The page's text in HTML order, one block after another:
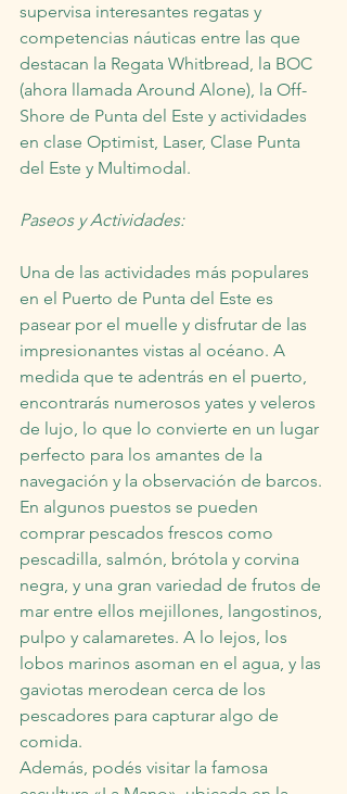
supervisa interesantes regatas y
competencias náuticas entre las que
destacan la Regata Whitbread, la BOC
(ahora llamada Around Alone), la Off-
Shore de Punta del Este y actividades
en clase Optimist, Laser, Clase Punta
del Este y Multimodal.
Paseos y Actividades:
Una de las actividades más populares
en el Puerto de Punta del Este es
pasear por el muelle y disfrutar de las
impresionantes vistas al océano. A
medida que te adentrás en el puerto,
encontrarás numerosos yates y veleros
de lujo, lo que lo convierte en un lugar
perfecto para los amantes de la
navegación y la observación de barcos.
En algunos puestos se pueden
comprar pescados frescos como
pescadilla, salmón, brótola y corvina
negra, y una gran variedad de frutos de
mar entre ellos mejillones, langostinos,
pulpo y calamaretes. A lo lejos, los
lobos marinos asoman en el agua, y las
gaviotas merodean cerca de los
pescadores para capturar algo de
comida.
Además, podés visitar la famosa